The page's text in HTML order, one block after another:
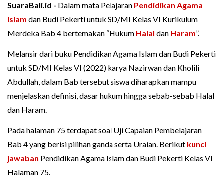
SuaraBali.id - Dalam mata Pelajaran Pendidikan Agama
Islam dan Budi Pekerti untuk SD/MI Kelas VI Kurikulum
Merdeka Bab 4 bertemakan “Hukum Halal dan Haram”.
Melansir dari buku Pendidikan Agama Islam dan Budi Pekerti
untuk SD/MI Kelas VI (2022) karya Nazirwan dan Kholili
Abdullah, dalam Bab tersebut siswa diharapkan mampu
menjelaskan definisi, dasar hukum hingga sebab-sebab Halal
dan Haram.
Pada halaman 75 terdapat soal Uji Capaian Pembelajaran
Bab 4 yang berisi pilihan ganda serta Uraian. Berikut kunci
jawaban Pendidikan Agama Islam dan Budi Pekerti Kelas VI
Halaman 75.